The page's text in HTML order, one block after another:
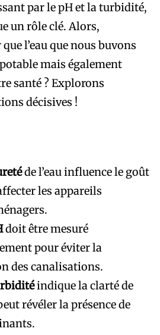
par le pH et la turbidité,
un rôle clé. Alors,
l’eau que nous buvons
mais également
santé ? Explorons
décisives !
de l’eau influence le goût
les appareils
doit être mesuré
pour éviter la
des canalisations.
indique la clarté de
révéler la présence de